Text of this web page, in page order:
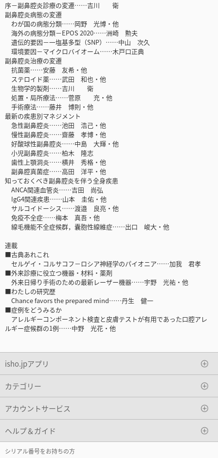
序－副鼻腔炎診療の変遷……吉川 衛
副鼻腔炎病態の変遷
わが国の病態分類……岡野 光博・他
海外の病態分類－EPOS 2020……洲崎 勲夫
遺伝的要因－一塩基多型（SNP）……中山 次久
環境要因－マイクロバイオーム……木戸口正典
副鼻腔炎治療の変遷
抗菌薬……安藤 友希・他
ステロイド薬……武田 和也・他
生物学的製剤……吉川 衛
処置・局所療法……菅原 充・他
手術療法……藤井 博則・他
最新の疾患別マネジメント
急性副鼻腔炎……池田 浩己・他
慢性副鼻腔炎……齋藤 孝博・他
好酸球性副鼻腔炎……中島 大輝・他
小児副鼻腔炎……柏木 隆志
歯性上顎洞炎……横井 秀格・他
副鼻腔真菌症……高田 洋平・他
知っておくべき副鼻腔炎を伴う全身疾患
ANCA関連血管炎……吉田 尚弘
IgG4関連疾患……山本 圭佑・他
サルコイドーシス……渡邉 良亮・他
免疫不全症……梅本 真吾・他
線毛機能不全症候群，囊胞性線維症……出口 峻大・他
連載
■古典あれこれ
セルゲイ・コルサコフ－ロシア神経学のパイオニア……加我 君孝
■外来診療に役立つ機器・材料・薬剤
外来日帰り手術のための最新レーザー機器……宇野 光祐・他
■わたしの研究歴
Chance favors the prepared mind……丹生 健一
■症例をどうみるか
アレルギーコンポーネント検査と皮膚テストが有用であった口腔アレ
ルギー症候群の1例……中野 光花・他
isho.jpアプリ
カテゴリー
アカウントサービス
ヘルプ＆ガイド
シリアル番号をお持ちの方